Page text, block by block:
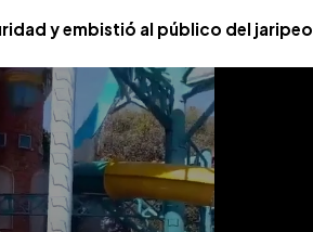
y embistió al público del jaripeo